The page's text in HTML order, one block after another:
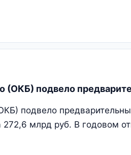
подвело
подвело
млрд руб. В годовом